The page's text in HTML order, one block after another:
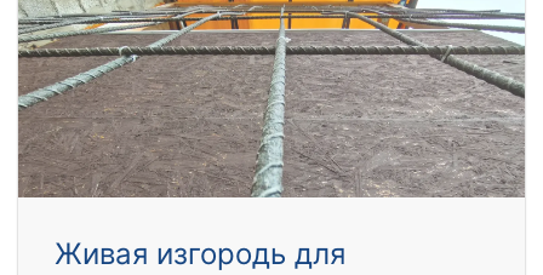
Живая изгородь для